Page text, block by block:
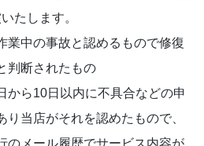
たします。
業中の事故と認めるもので修復
判断されたもの
から10日以内に不具合などの申
り当店がそれを認めたもので、
のメール履歴でサービス内容が